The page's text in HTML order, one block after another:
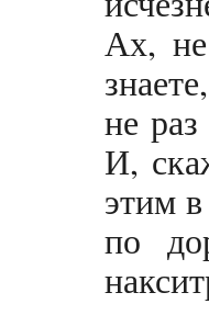
Ах, не
не
И,
этим
по